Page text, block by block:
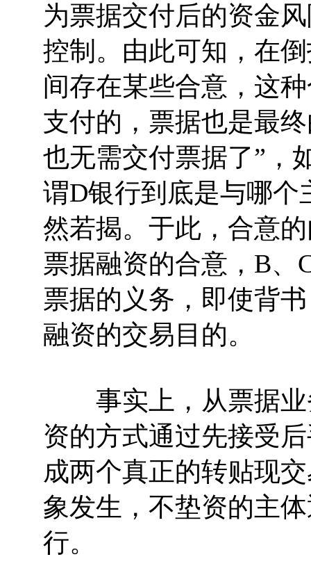
为票据交付后的资金
控制。由此可知，在
间存在某些合意，这
支付的，票据也是最
也无需交付票据了”，
谓D银行到底是与哪个
然若揭。于此，合意
票据融资的合意，B、
票据的义务，即使背
融资的交易目的。
事实上，从票据业
资的方式通过先接受
成两个真正的转贴现
象发生，不垫资的主
行。